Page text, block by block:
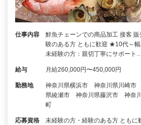
仕事内容
鮮魚チェーンでの商品加工 接客
験のある方 ともに歓迎 ★10代～
未経験の方：親切丁寧にサポート…
給与 月給260,000円〜450,000円
勤務地
神奈川県横浜市 神奈川県川崎市
県綾瀬市 神奈川県藤沢市 神奈
町
応募資格 未経験の方・経験のある方 ともに